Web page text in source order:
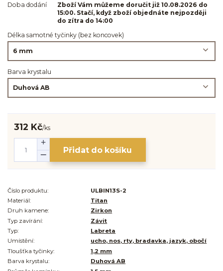
Doba dodání
Zboží Vám můžeme doručit již 10.08.2026 do
15:00. Stačí, když zboží objednáte nejpozději
do zítra do 14:00
Délka samotné tyčinky (bez koncovek)
Barva krystalu
312 Kč/ks
Přidat do košíku
Číslo produktu:
ULBIN13S-2
Materiál:
Titan
Druh kamene:
Zirkon
Typ zavírání:
Závit
Typ:
Labreta
Umístění:
ucho, nos, rty, bradavka, jazyk, obočí
Tloušťka tyčinky:
1,2 mm
Barva krystalu:
Duhová AB